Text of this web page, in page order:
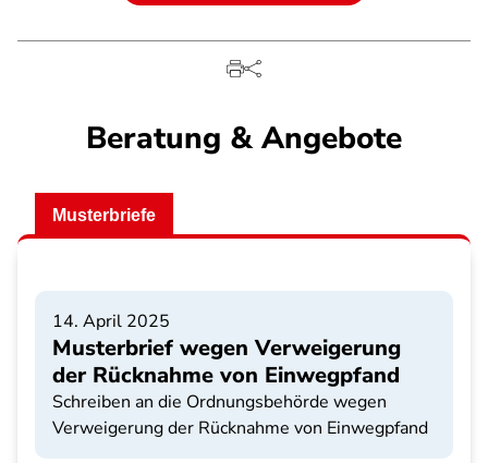
Beratung & Angebote
Musterbriefe
14. April 2025
Musterbrief wegen Verweigerung
der Rücknahme von Einwegpfand
Schreiben an die Ordnungsbehörde wegen
Verweigerung der Rücknahme von Einwegpfand